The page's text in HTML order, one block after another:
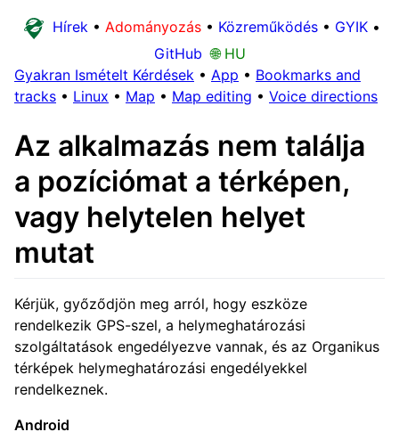
Hírek • Adományozás • Közreműködés • GYIK •
GitHub 🌐 HU
Gyakran Ismételt Kérdések • App • Bookmarks and
tracks • Linux • Map • Map editing • Voice directions
Az alkalmazás nem találja
a pozíciómat a térképen,
vagy helytelen helyet
mutat
Kérjük, győződjön meg arról, hogy eszköze
rendelkezik GPS-szel, a helymeghatározási
szolgáltatások engedélyezve vannak, és az Organikus
térképek helymeghatározási engedélyekkel
rendelkeznek.
Android